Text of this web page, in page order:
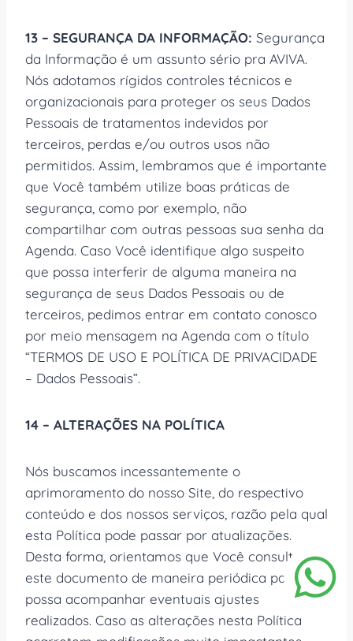
13 – SEGURANÇA DA INFORMAÇÃO: Segurança
da Informação é um assunto sério pra AVIVA.
Nós adotamos rígidos controles técnicos e
organizacionais para proteger os seus Dados
Pessoais de tratamentos indevidos por
terceiros, perdas e/ou outros usos não
permitidos. Assim, lembramos que é importante
que Você também utilize boas práticas de
segurança, como por exemplo, não
compartilhar com outras pessoas sua senha da
Agenda. Caso Você identifique algo suspeito
que possa interferir de alguma maneira na
segurança de seus Dados Pessoais ou de
terceiros, pedimos entrar em contato conosco
por meio mensagem na Agenda com o título
“TERMOS DE USO E POLÍTICA DE PRIVACIDADE
– Dados Pessoais”.
14 – ALTERAÇÕES NA POLÍTICA
Nós buscamos incessantemente o
aprimoramento do nosso Site, do respectivo
conteúdo e dos nossos serviços, razão pela qual
esta Política pode passar por atualizações.
Desta forma, orientamos que Você consulte
este documento de maneira periódica para que
possa acompanhar eventuais ajustes
realizados. Caso as alterações nesta Política